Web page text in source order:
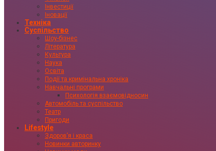
Інвестиції
Іновації
Техніка
Суспільство
Шоу-бізнес
Література
Культура
Наука
Освіта
Події та кримінальна хроніка
Навчальні програми
Психологія взаємовідносин
Автомобіль та суспільство
Театр
Пригоди
Lifestyle
Здоровʼя і краса
Новинки авторинку